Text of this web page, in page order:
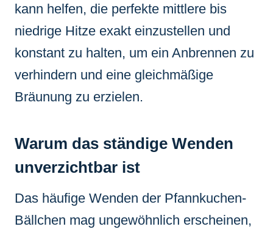
kann helfen, die perfekte mittlere bis
niedrige Hitze exakt einzustellen und
konstant zu halten, um ein Anbrennen zu
verhindern und eine gleichmäßige
Bräunung zu erzielen.
Warum das ständige Wenden
unverzichtbar ist
Das häufige Wenden der Pfannkuchen-
Bällchen mag ungewöhnlich erscheinen,